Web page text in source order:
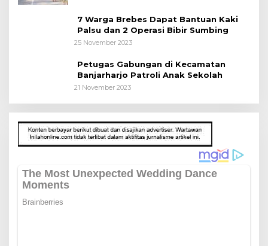
7 Warga Brebes Dapat Bantuan Kaki
Palsu dan 2 Operasi Bibir Sumbing
25 November 2023
Petugas Gabungan di Kecamatan
Banjarharjo Patroli Anak Sekolah
21 November 2023